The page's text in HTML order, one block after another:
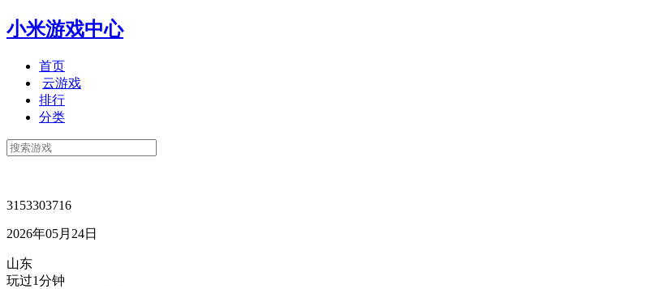
小米游戏中心
首页
云游戏
排行
分类
3153303716
2026年05月24日
山东
玩过1分钟